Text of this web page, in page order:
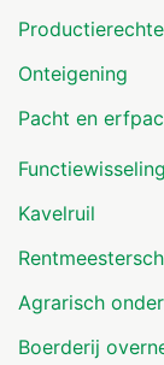
Onteigening
Pacht en
Functiewisseling
Kavelruil
Agrarisch
Boerderij